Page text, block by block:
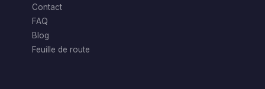
Contact
FAQ
Blog
Feuille de route